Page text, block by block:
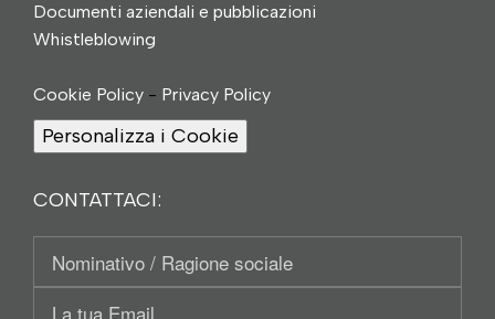
Documenti aziendali e pubblicazioni
Whistleblowing
Cookie Policy - Privacy Policy
Personalizza i Cookie
CONTATTACI:
Nominativo
Ragione
Email